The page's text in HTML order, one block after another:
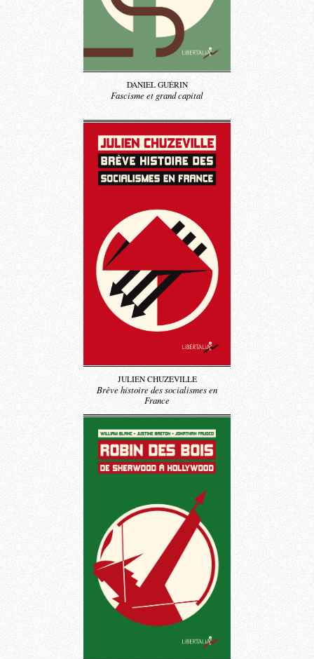
DANIEL GUÉRIN
Fascisme et grand capital
JULIEN CHUZEVILLE
Brève histoire des socialismes en
France